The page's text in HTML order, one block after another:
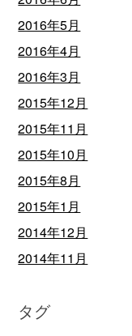
2016年5月
2016年4月
2016年3月
2015年12月
2015年11月
2015年10月
2015年8月
2015年1月
2014年12月
2014年11月
タグ